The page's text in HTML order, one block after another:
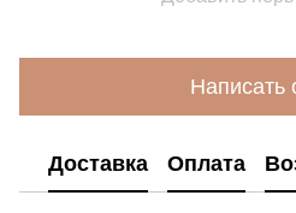
Написать
Доставка Оплата